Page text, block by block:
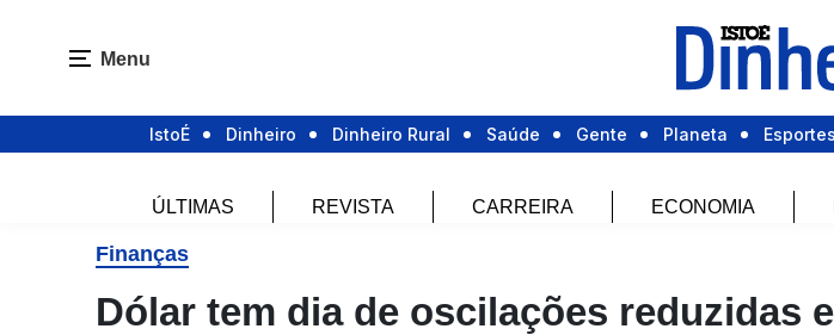
Menu
IstoÉ Dinheiro Dinheiro Rural Saúde Gente Planeta Esportes
ÚLTIMAS REVISTA CARREIRA ECONOMIA
Finanças
Dólar tem dia de oscilações reduzidas